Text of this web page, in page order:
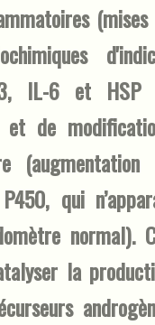
(mises
IL-6 et HSP
et de
(augmentation
qui
normal).
la